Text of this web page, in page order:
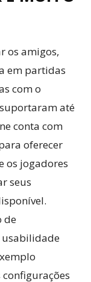
os amigos,
em partidas
com o
até
conta com
oferecer
os jogadores
seus
de
usabilidade